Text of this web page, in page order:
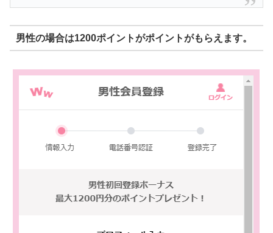
男性の場合は1200ポイントがポイントがもらえます。